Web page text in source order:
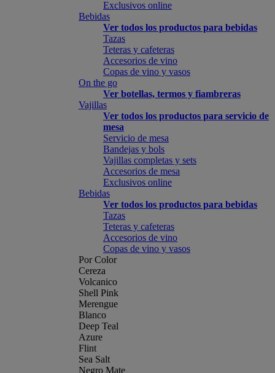
Exclusivos online
Bebidas
Ver todos los productos para bebidas
Tazas
Teteras y cafeteras
Accesorios de vino
Copas de vino y vasos
On the go
Ver botellas, termos y fiambreras
Vajillas
Ver todos los productos para servicio de
mesa
Servicio de mesa
Bandejas y bols
Vajillas completas y sets
Accesorios de mesa
Exclusivos online
Bebidas
Ver todos los productos para bebidas
Tazas
Teteras y cafeteras
Accesorios de vino
Copas de vino y vasos
Por Color
Cereza
Volcanico
Shell Pink
Merengue
Blanco
Deep Teal
Azure
Flint
Sea Salt
Negro Mate